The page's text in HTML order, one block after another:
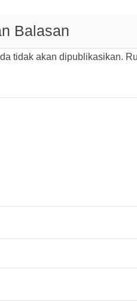
Balasan
tidak akan dipublikasikan.